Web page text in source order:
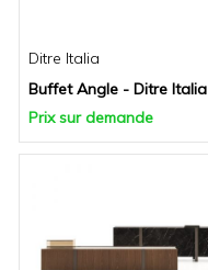
Ditre Italia
Buffet Angle - Ditre Italia
Prix sur demande